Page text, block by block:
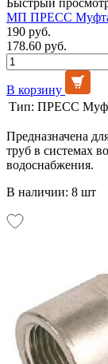
МП ПРЕСС Муфта
190 руб.
178.60 руб.
В корзину
Тип: ПРЕСС
Предназначена
труб в системах
водоснабжения.
В наличии: 8 шт